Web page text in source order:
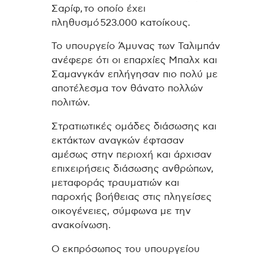
Σαρίφ, το οποίο έχει
πληθυσμό 523.000 κατοίκους.
Το υπουργείο Άμυνας των Ταλιμπάν
ανέφερε ότι οι επαρχίες Μπαλχ και
Σαμανγκάν επλήγησαν πιο πολύ με
αποτέλεσμα τον θάνατο πολλών
πολιτών.
Στρατιωτικές ομάδες διάσωσης και
εκτάκτων αναγκών έφτασαν
αμέσως στην περιοχή και άρχισαν
επιχειρήσεις διάσωσης ανθρώπων,
μεταφοράς τραυματιών και
παροχής βοήθειας στις πληγείσες
οικογένειες, σύμφωνα με την
ανακοίνωση.
Ο εκπρόσωπος του υπουργείου